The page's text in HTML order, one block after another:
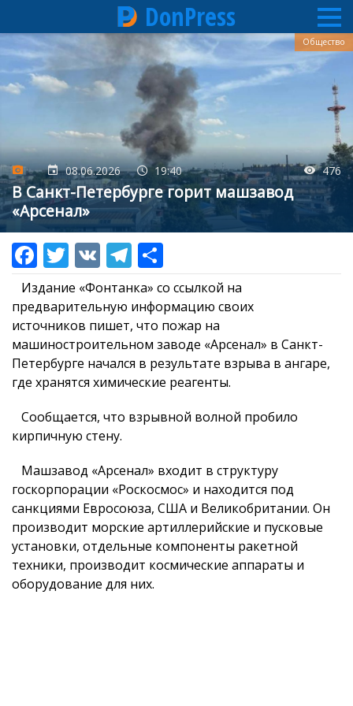
Перейти
основному
содержанию
DonPress
08.06.2026 19:40 476
В Санкт-Петербурге горит машзавод
«Арсенал»
Общество
Издание «Фонтанка» со ссылкой на
предварительную информацию своих
источников пишет, что пожар на
машиностроительном заводе «Арсенал» в Санкт-
Петербурге начался в результате взрыва в ангаре,
где хранятся химические реагенты.
Сообщается, что взрывной волной пробило
кирпичную стену.
Машзавод «Арсенал» входит в структуру
госкорпорации «Роскосмос» и находится под
санкциями Евросоюза, США и Великобритании. Он
производит морские артиллерийские и пусковые
установки, отдельные компоненты ракетной
техники, производит космические аппараты и
оборудование для них.